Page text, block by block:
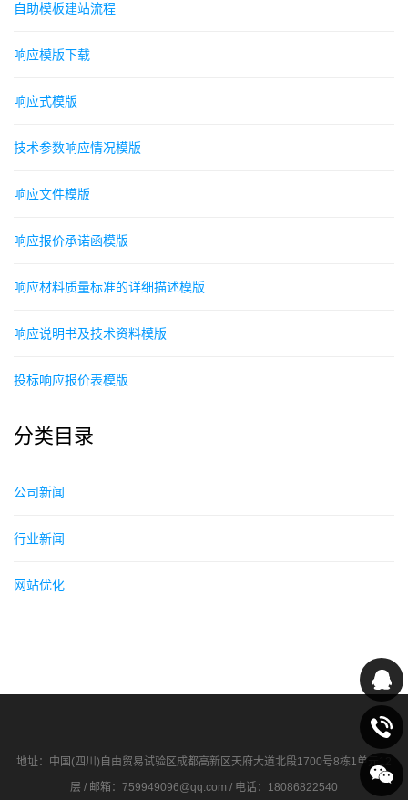
自助模板建站流程
响应模版下载
响应式模版
技术参数响应情况模版
响应文件模版
响应报价承诺函模版
响应材料质量标准的详细描述模版
响应说明书及技术资料模版
投标响应报价表模版
分类目录
公司新闻
行业新闻
网站优化
地址：中国(四川)自由贸易试验区成都高新区天府大道北段1700号8栋1单元12
层 / 邮箱：759949096@qq.com / 电话：18086822540